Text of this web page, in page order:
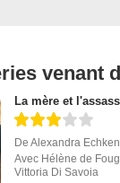
venant
La mère et
DeAlexandra
Avec Hélène de
Vittoria Di Savoia